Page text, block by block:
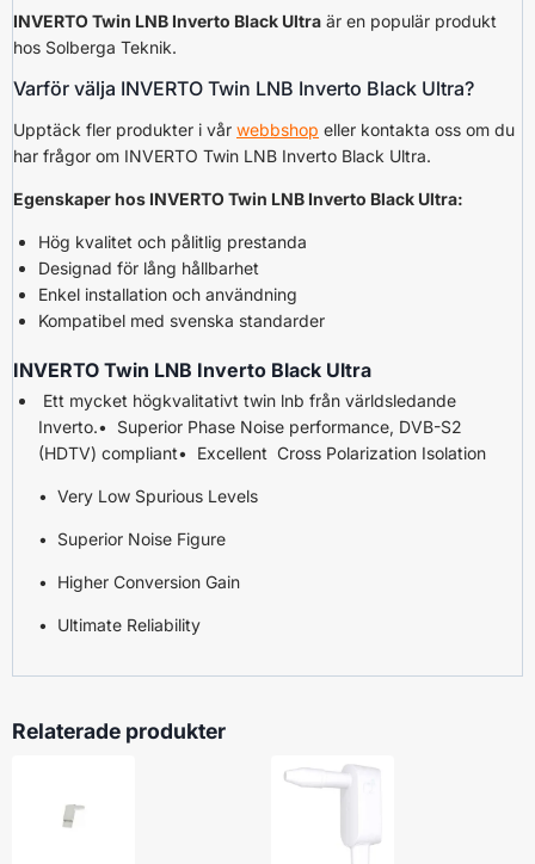
INVERTO Twin LNB Inverto Black Ultra är en populär produkt
hos Solberga Teknik.
Varför välja INVERTO Twin LNB Inverto Black Ultra?
Upptäck fler produkter i vår webbshop eller kontakta oss om du
har frågor om INVERTO Twin LNB Inverto Black Ultra.
Egenskaper hos INVERTO Twin LNB Inverto Black Ultra:
Hög kvalitet och pålitlig prestanda
Designad för lång hållbarhet
Enkel installation och användning
Kompatibel med svenska standarder
INVERTO Twin LNB Inverto Black Ultra
Ett mycket högkvalitativt twin lnb från världsledande
Inverto.• Superior Phase Noise performance, DVB-S2
(HDTV) compliant• Excellent Cross Polarization Isolation
• Very Low Spurious Levels
• Superior Noise Figure
• Higher Conversion Gain
• Ultimate Reliability
Relaterade produkter